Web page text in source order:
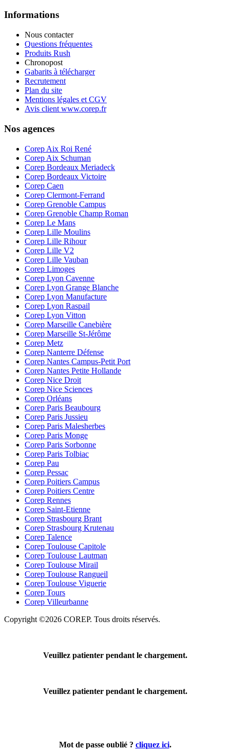
Informations
Nous contacter
Questions fréquentes
Produits Rush
Chronopost
Gabarits à télécharger
Recrutement
Plan du site
Mentions légales et CGV
Avis client www.corep.fr
Nos agences
Corep Aix Roi René
Corep Aix Schuman
Corep Bordeaux Meriadeck
Corep Bordeaux Victoire
Corep Caen
Corep Clermont-Ferrand
Corep Grenoble Campus
Corep Grenoble Champ Roman
Corep Le Mans
Corep Lille Moulins
Corep Lille Rihour
Corep Lille V2
Corep Lille Vauban
Corep Limoges
Corep Lyon Cavenne
Corep Lyon Grange Blanche
Corep Lyon Manufacture
Corep Lyon Raspail
Corep Lyon Vitton
Corep Marseille Canebière
Corep Marseille St-Jérôme
Corep Metz
Corep Nanterre Défense
Corep Nantes Campus-Petit Port
Corep Nantes Petite Hollande
Corep Nice Droit
Corep Nice Sciences
Corep Orléans
Corep Paris Beaubourg
Corep Paris Jussieu
Corep Paris Malesherbes
Corep Paris Monge
Corep Paris Sorbonne
Corep Paris Tolbiac
Corep Pau
Corep Pessac
Corep Poitiers Campus
Corep Poitiers Centre
Corep Rennes
Corep Saint-Etienne
Corep Strasbourg Brant
Corep Strasbourg Krutenau
Corep Talence
Corep Toulouse Capitole
Corep Toulouse Lautman
Corep Toulouse Mirail
Corep Toulouse Rangueil
Corep Toulouse Viguerie
Corep Tours
Corep Villeurbanne
Copyright ©2026 COREP. Tous droits réservés.
Veuillez patienter pendant le chargement.
Veuillez patienter pendant le chargement.
Mot de passe oublié ? cliquez ici.